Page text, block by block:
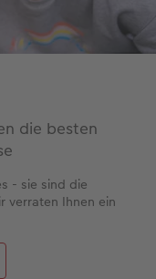
die besten
- sie sind die
verraten Ihnen ein